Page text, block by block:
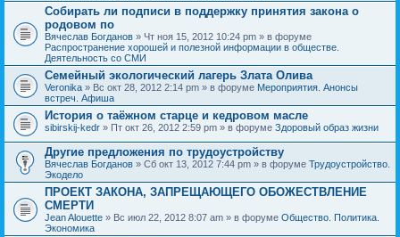
Собирать ли подписи в поддержку принятия закона о
родовом по
Вячеслав Богданов » Чт ноя 15, 2012 10:24 pm » в форуме
Распространение хорошей и полезной информации в обществе.
Деятельность со СМИ
Семейный экологический лагерь Злата Олива
Veronika » Вс окт 28, 2012 2:14 pm » в форуме Мероприятия. Анонсы
встреч. Афиша
История о таёжном старце и кедровом масле
sibirskij-kedr » Пт окт 26, 2012 2:59 pm » в форуме Здоровый образ жизни
Другие предложения по трудоустройству
Вячеслав Богданов » Сб окт 13, 2012 7:44 pm » в форуме Трудоустройство.
Экодело
ПРОЕКТ ЗАКОНА, ЗАПРЕЩАЮЩЕГО ОБОЖЕСТВЛЕНИЕ
СМЕРТИ
Jean Alouette » Вс июл 22, 2012 8:07 am » в форуме Общество. Политика.
Экономика